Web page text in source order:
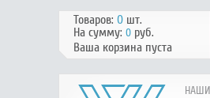
Товаров: 0шт.
На сумму: 0руб.
Ваша корзина пуста